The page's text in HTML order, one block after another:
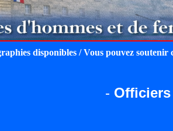
disponibles / Vous pouvez
-